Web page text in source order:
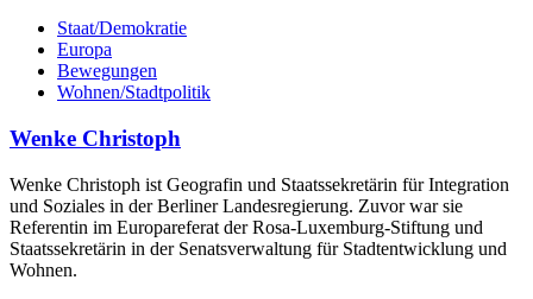
Staat/Demokratie
Europa
Bewegungen
Wohnen/Stadtpolitik
Wenke Christoph
Wenke Christoph ist Geografin und Staatssekretärin für Integration
und Soziales in der Berliner Landesregierung. Zuvor war sie
Referentin im Europareferat der Rosa-Luxemburg-Stiftung und
Staatssekretärin in der Senatsverwaltung für Stadtentwicklung und
Wohnen.